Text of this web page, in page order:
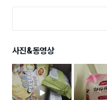
사진&동영상